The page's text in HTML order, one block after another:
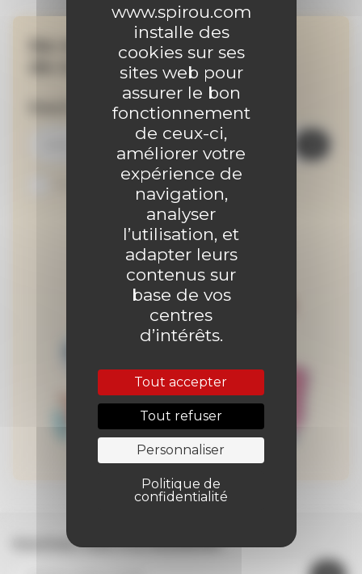
www.spirou.com
installe des
cookies sur ses
sites web pour
assurer le bon
fonctionnement
de ceux-ci,
améliorer votre
expérience de
navigation,
analyser
l’utilisation, et
adapter leurs
contenus sur
base de vos
centres
d’intérêts.
Tout accepter
Tout refuser
Personnaliser
Politique de
confidentialité
Ne manquez aucune
de nos actualités !
Inscrivez-vous à la newsletter
Je suis abonné au site
Inscrivez-vous à la newsletter